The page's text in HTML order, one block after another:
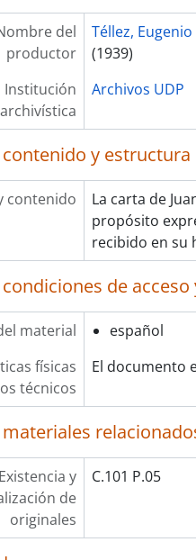
del
productor
Téllez, Eugenio
(1939)
Institución
archivística
Archivos UDP
y estructura
contenido
La carta de
propósito
recibido en su
de acceso
material
español
físicas
técnicos
El documento
Existencia y
de
originales
C.101 P.05